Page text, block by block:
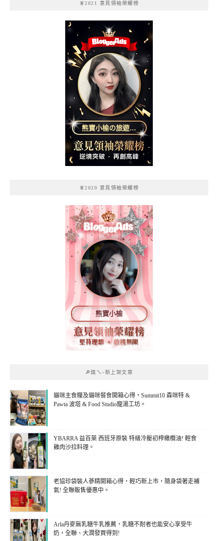
🧚2021 意見領袖榮耀榜
熊寶小榆の旅遊日
記
🧚2020 意見領袖榮耀榜
熊寶小榆
🔎燒ㄟ~新上架文章
貓咪主食糧及貓咪餐食開箱心得，Summit10 森咪特 &
Pawta 波塔 & Food Studio寵湯工坊。
YBARRA 益百萊 西班牙原裝 特級冷壓初榨橄欖油! 輕食
雞肉沙拉料理。
老協珍袋裝人蔘精開箱心得，輕巧新上市，隨身袋著走補
氣! 全聯販售優惠中。
Arla丹麥無乳糖牛乳推薦，乳糖不耐者也能安心享受牛
奶，全聯、大潤發買得到!